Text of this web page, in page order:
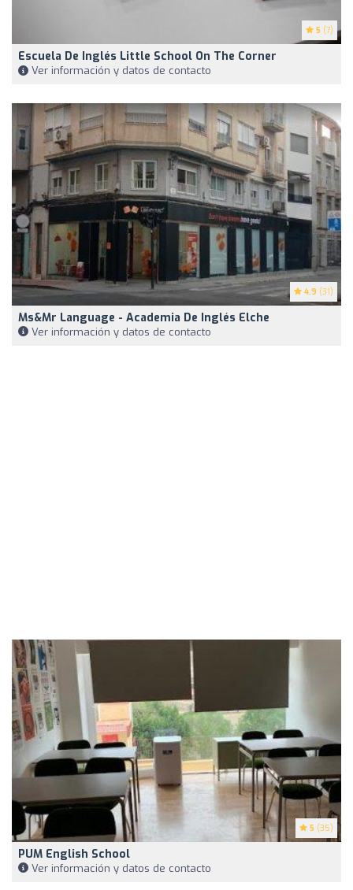
5 (7)
Escuela De Inglés Little School On The Corner
Ver información y datos de contacto
4.9 (31)
Ms&Mr Language - Academia De Inglés Elche
Ver información y datos de contacto
5 (35)
PUM English School
Ver información y datos de contacto